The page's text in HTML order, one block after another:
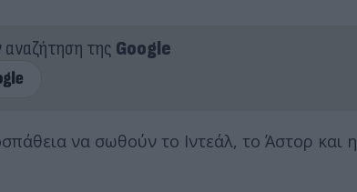
της Google
να σωθούν το Ιντεάλ, το Άστορ και η